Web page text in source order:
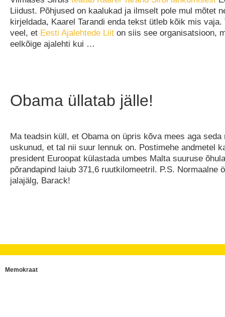
Liidust. Põhjused on kaalukad ja ilmselt pole mul mõtet
kirjeldada, Kaarel Tarandi enda tekst ütleb kõik mis vaja.
veel, et Eesti Ajalehtede Liit on siis see organisatsioon,
eelkõige ajalehti kui …
Obama üllatab jälle!
Ma teadsin küll, et Obama on üpris kõva mees aga
uskunud, et tal nii suur lennuk on. Postimehe andmetel
president Euroopat külastada umbes Malta suuruse
põrandapind laiub 371,6 ruutkilomeetril. P.S. Normaalne
jalajälg, Barack!
Memokraat